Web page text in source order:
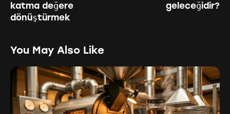
katma değere
dönüştürmek
geleceğidir?
You May Also Like